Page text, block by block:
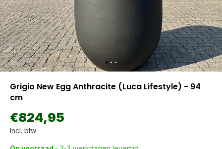
Grigio New Egg Anthracite (Luca Lifestyle) - 94
cm
€824,95
Incl. btw